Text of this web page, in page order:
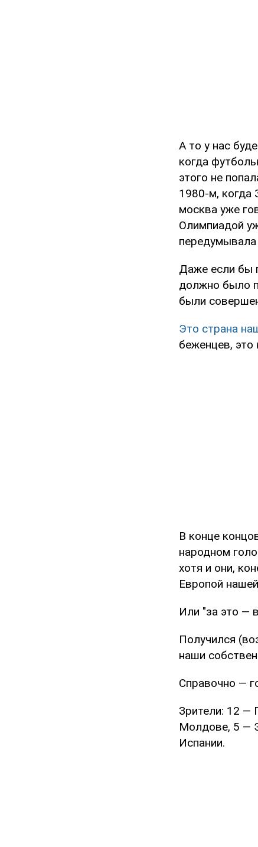
А то у нас
когда
этого не
1980-м, когда
москва уже
Олимпиадой
Даже если бы
должно было
были
Это страна
беженцев, это
В конце
народном
хотя и они,
Европой
Или "за это —
Получился
наши
Справочно —
Зрители: 12 —
Молдове, 5 —
Испании.